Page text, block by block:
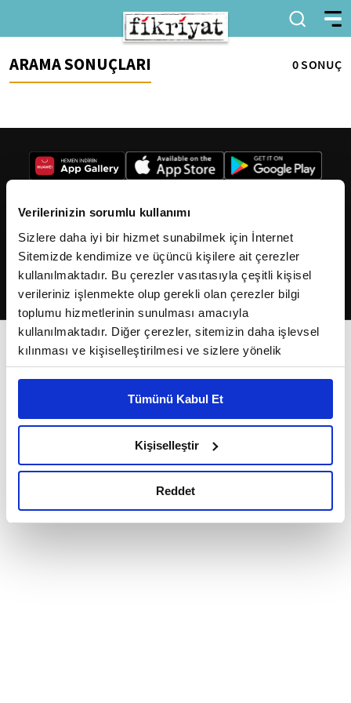
Verilerinizin sorumlu kullanımı
Sizlere daha iyi bir hizmet sunabilmek için İnternet
Sitemizde kendimize ve üçüncü kişilere ait çerezler
kullanılmaktadır. Bu çerezler vasıtasıyla çeşitli kişisel
verileriniz işlenmekte olup gerekli olan çerezler bilgi
toplumu hizmetlerinin sunulması amacıyla
kullanılmaktadır. Diğer çerezler, sitemizin daha işlevsel
kılınması ve kişiselleştirilmesi ve sizlere yönelik
reklam/pazarlama faaliyetlerinin yapılması, amaçlarıyla
Çerezlere ilişkin tercihlerinizi çerez paneli vasıtasıyla
belirleyebilirsiniz. Çerezlere ilişkin detaylı bilgi için
Ayarlar butonuna tıklayabilir,Çerez Bilgilendirme
Metnimizi ziyaret edebilirsiniz.
okumak ve sitemizi ziyaretiniz kapsamında
Tümünü Kabul Et
Kişiselleştir
Reddet
ARAMA SONUÇLARI 0 SONUÇ
2026Fikriyat. Tüm hakları saklıdır.